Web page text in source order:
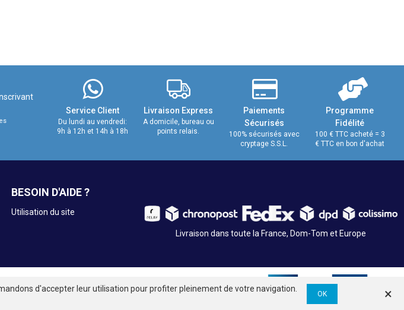
Service Client
Du lundi au vendredi:
9h à 12h et 14h à 18h
Livraison Express
A domicile, bureau ou
points relais.
Paiements
Sécurisés
100% sécurisés avec
cryptage S.S.L.
Programme
Fidélité
100 € TTC acheté = 3
€ TTC en bon d'achat
BESOIN D'AIDE ?
Utilisation du site
Livraison dans toute la France, Dom-Tom et Europe
d'accepter leur utilisation pour profiter pleinement de votre navigation.
OK ×